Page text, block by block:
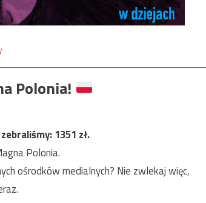
Polonia!
zebraliśmy:1351 zł.
Polonia.
ośrodków medialnych? Nie zwlekaj więc,